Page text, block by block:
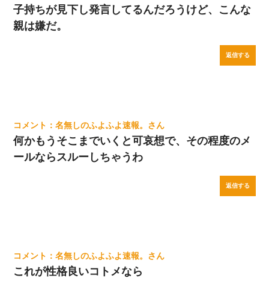
子持ちが見下し発言してるんだろうけど、こんな
親は嫌だ。
返信する
名無しのふよふよ速報。
何かもうそこまでいくと可哀想で、その程度のメ
ールならスルーしちゃうわ
返信する
名無しのふよふよ速報。
これが性格良いコトメなら